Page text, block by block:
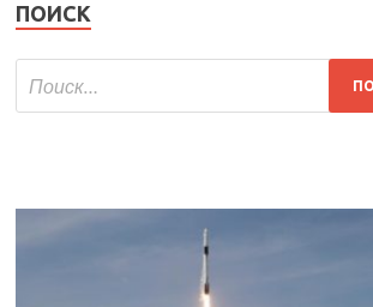
ПОИСК